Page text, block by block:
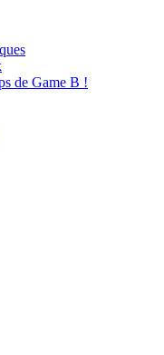
de Game B !